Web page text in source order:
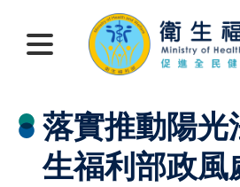
落實推動陽光
生福利部政風